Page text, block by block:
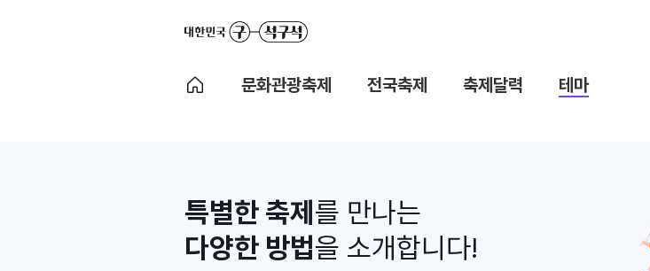
문화관광축제 전국축제 축제달력 테마
특별한 축제 를 만나는
다양한 방법을 소개합니다!